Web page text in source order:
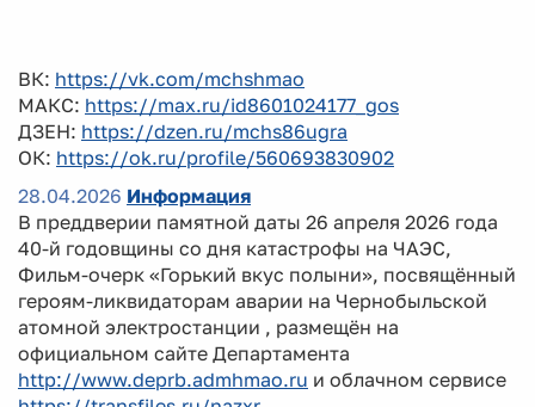
ВК: https://vk.com/mchshmao
МАКС: https://max.ru/id8601024177_gos
ДЗЕН: https://dzen.ru/mchs86ugra
ОК: https://ok.ru/profile/560693830902
28.04.2026 Информация
В преддверии памятной даты 26 апреля 2026 года
40-й годовщины со дня катастрофы на ЧАЭС,
Фильм-очерк «Горький вкус полыни», посвящённый
героям-ликвидаторам аварии на Чернобыльской
атомной электростанции , размещён на
официальном сайте Департамента
http://www.deprb.admhmao.ru и облачном сервисе